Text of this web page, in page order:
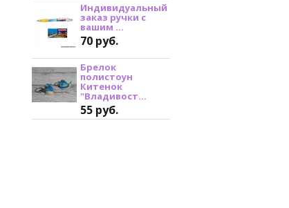
Индивидуальный
заказ ручки с
вашим ...
70 руб.
Брелок
полистоун
Китенок
"Владивост...
55 руб.